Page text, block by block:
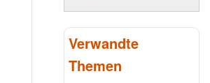
Verwandte
Themen